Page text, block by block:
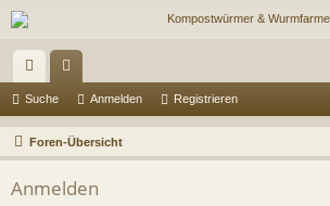
ch
ne
llz
ug
en
Suche Anmelden Registrieren
Foren-Übersicht
Anmelden